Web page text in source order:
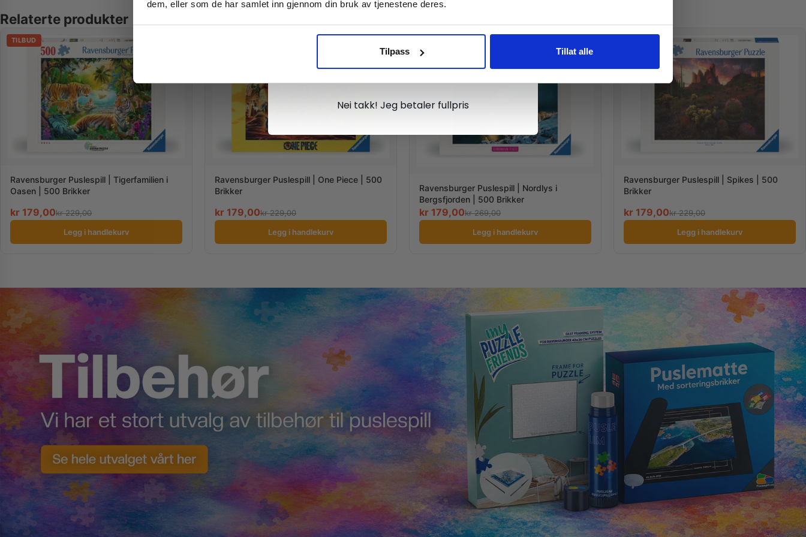
dem, eller som de har samlet inn gjennom din bruk av tjenestene deres.
Tilpass Tillat alle
Relaterte produkter
TILBUD
Ravensburger Puslespill | Tigerfamilien i
Oasen | 500 Brikker
kr 179,00kr229,00
Legg i handlekurv
Ravensburger Puslespill | One Piece | 500
Brikker
kr 179,00kr229,00
Legg i handlekurv
Ravensburger Puslespill | Nordlys i
Bergsfjorden | 500 Brikker
kr 179,00kr269,00
Legg i handlekurv
Ravensburger Puslespill | Spikes | 500
Brikker
kr 179,00kr229,00
Legg i handlekurv
Ja takk, jeg er med
Nei takk! Jeg betaler fullpris